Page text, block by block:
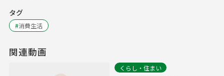
タグ
#消費生活
関連動画
くらし・住まい